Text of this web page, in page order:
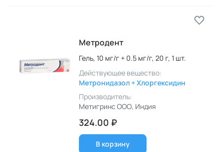
Метродент
Гель, 10 мг/г + 0.5 мг/г, 20 г, 1 шт.
Действующее вещество:
Метронидазол + Хлоргексидин
Производитель:
Метигринс ООО, Индия
324.00 ₽
В корзину